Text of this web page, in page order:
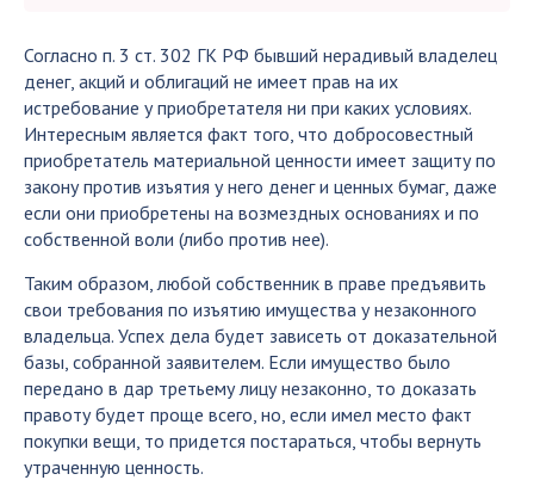
Согласно п. 3 ст. 302 ГК РФ бывший нерадивый владелец
денег, акций и облигаций не имеет прав на их
истребование у приобретателя ни при каких условиях.
Интересным является факт того, что добросовестный
приобретатель материальной ценности имеет защиту по
закону против изъятия у него денег и ценных бумаг, даже
если они приобретены на возмездных основаниях и по
собственной воли (либо против нее).
Таким образом, любой собственник в праве предъявить
свои требования по изъятию имущества у незаконного
владельца. Успех дела будет зависеть от доказательной
базы, собранной заявителем. Если имущество было
передано в дар третьему лицу незаконно, то доказать
правоту будет проще всего, но, если имел место факт
покупки вещи, то придется постараться, чтобы вернуть
утраченную ценность.